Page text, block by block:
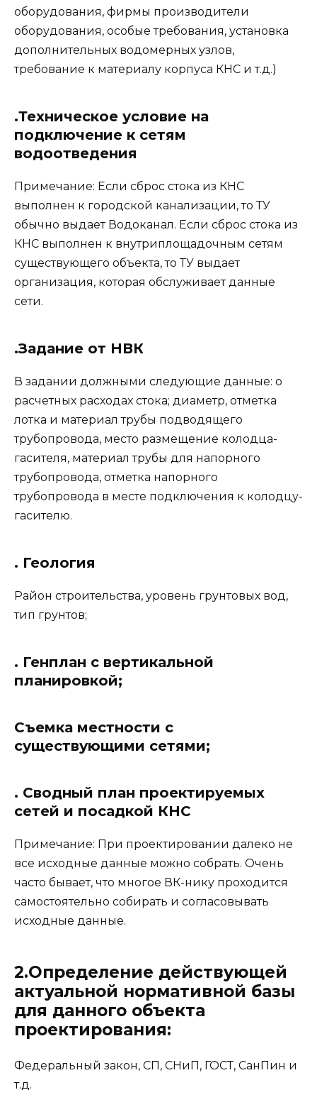
оборудования, фирмы производители
оборудования, особые требования, установка
дополнительных водомерных узлов,
требование к материалу корпуса КНС и т.д.)
.Техническое условие на
подключение к сетям
водоотведения
Примечание: Если сброс стока из КНС
выполнен к городской канализации, то ТУ
обычно выдает Водоканал. Если сброс стока из
КНС выполнен к внутриплощадочным сетям
существующего объекта, то ТУ выдает
организация, которая обслуживает данные
сети.
.Задание от НВК
В задании должными следующие данные: о
расчетных расходах стока; диаметр, отметка
лотка и материал трубы подводящего
трубопровода, место размещение колодца-
гасителя, материал трубы для напорного
трубопровода, отметка напорного
трубопровода в месте подключения к колодцу-
гасителю.
. Геология
Район строительства, уровень грунтовых вод,
тип грунтов;
. Генплан с вертикальной
планировкой;
Съемка местности с
существующими сетями;
. Сводный план проектируемых
сетей и посадкой КНС
Примечание: При проектировании далеко не
все исходные данные можно собрать. Очень
часто бывает, что многое ВК-нику проходится
самостоятельно собирать и согласовывать
исходные данные.
2.Определение действующей
актуальной нормативной базы
для данного объекта
проектирования:
Федеральный закон, СП, СНиП, ГОСТ, СанПин и
т.д.